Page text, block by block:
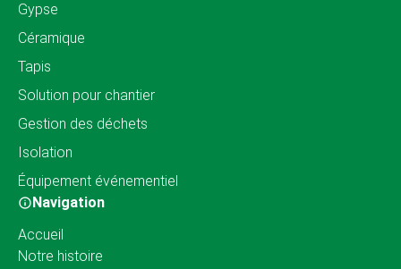
Gypse
Céramique
Tapis
Solution pour chantier
Gestion des déchets
Isolation
Équipement événementiel
Navigation
Accueil
Notre histoire